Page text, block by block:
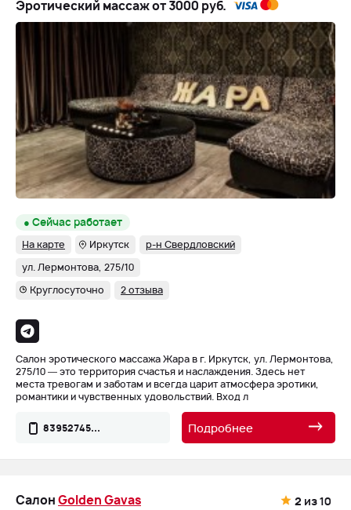
Эротический массаж от 3000 руб.
● Сейчас работает
Круглосуточно
Иркутск
р-н Свердловский
ул. Лермонтова, 275/10
На карте
2 отзыва
Салон эротического массажа Жара в г. Иркутск, ул. Лермонтова,
275/10 — это территория счастья и наслаждения. Здесь нет
места тревогам и заботам и всегда царит атмосфера эротики,
романтики и чувственных удовольствий. Вход л
83952745... Подробнее
СалонGolden Gavas 2 из 10